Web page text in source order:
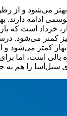
می‌شود و از
ادامه دارند.
خرداد است که
کمتر می‌شود.
بهار کمتر می‌شود
است، اما برای
سیل‌آسا را هم به